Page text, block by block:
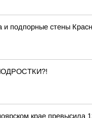
и подпорные стены
крае превысила